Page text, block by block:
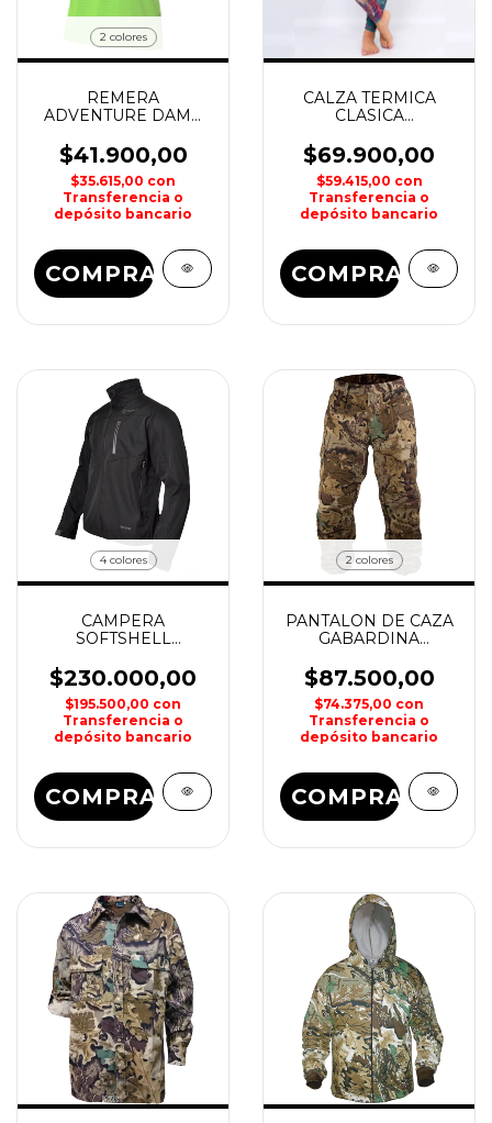
2 colores
REMERA
ADVENTURE DAMA
$41.900,00
$35.615,00 con
Transferencia o
depósito bancario
COMPRAR
CALZA TERMICA
CLASICA
OPIPARO PEPINO
$69.900,00
$59.415,00 con
Transferencia o
depósito bancario
COMPRAR
4 colores
CAMPERA
SOFTSHELL
HOMBRE MAKALU
$230.000,00
$195.500,00 con
Transferencia o
depósito bancario
COMPRAR
2 colores
PANTALON DE CAZA
GABARDINA
HOMBRE FOREST
$87.500,00
$74.375,00 con
Transferencia o
depósito bancario
COMPRAR